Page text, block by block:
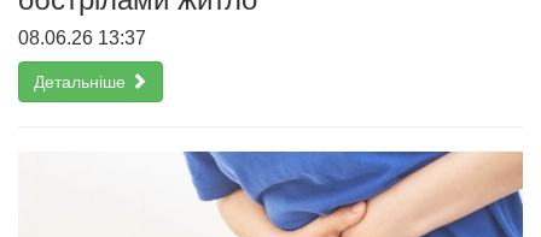
08.06.26 13:37
Детальніше